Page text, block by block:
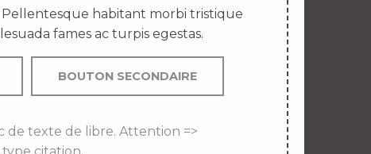
Pellentesque habitant morbi tristique
fames ac turpis egestas.
BOUTON SECONDAIRE
de texte de libre. Attention =>